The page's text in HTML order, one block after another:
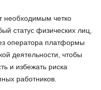
необходимым четко
статус физических лиц,
оператора платформы
деятельности, чтобы
и избежать риска
работников.